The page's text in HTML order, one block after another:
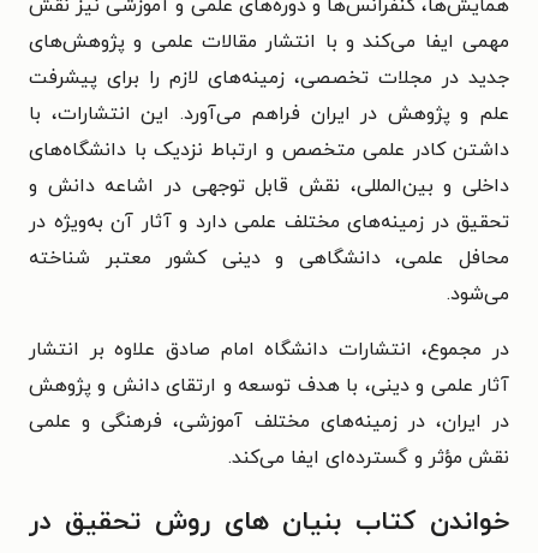
همایش‌ها، کنفرانس‌ها و دوره‌های علمی و آموزشی نیز نقش
مهمی ایفا می‌کند و با انتشار مقالات علمی و پژوهش‌های
جدید در مجلات تخصصی، زمینه‌های لازم را برای پیشرفت
علم و پژوهش در ایران فراهم می‌آورد. این انتشارات، با
داشتن کادر علمی متخصص و ارتباط نزدیک با دانشگاه‌های
داخلی و بین‌المللی، نقش قابل توجهی در اشاعه دانش و
تحقیق در زمینه‌های مختلف علمی دارد و آثار آن به‌ویژه در
محافل علمی، دانشگاهی و دینی کشور معتبر شناخته
می‌شود.
در مجموع، انتشارات دانشگاه امام صادق علاوه بر انتشار
آثار علمی و دینی، با هدف توسعه و ارتقای دانش و پژوهش
در ایران، در زمینه‌های مختلف آموزشی، فرهنگی و علمی
نقش مؤثر و گسترده‌ای ایفا می‌کند.
خواندن کتاب بنیان های روش تحقیق در